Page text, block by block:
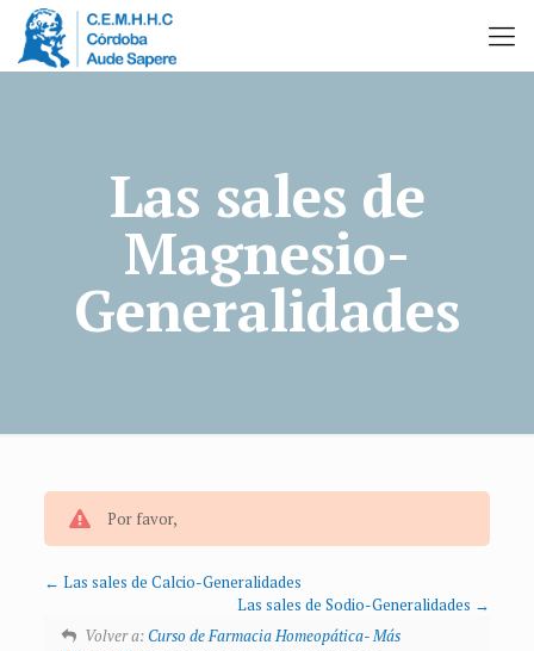
Las sales de
Magnesio-
Generalidades
Por favor,
Las sales de Calcio-Generalidades
Las sales de Sodio-Generalidades
Volver a:Curso de Farmacia Homeopática- Más